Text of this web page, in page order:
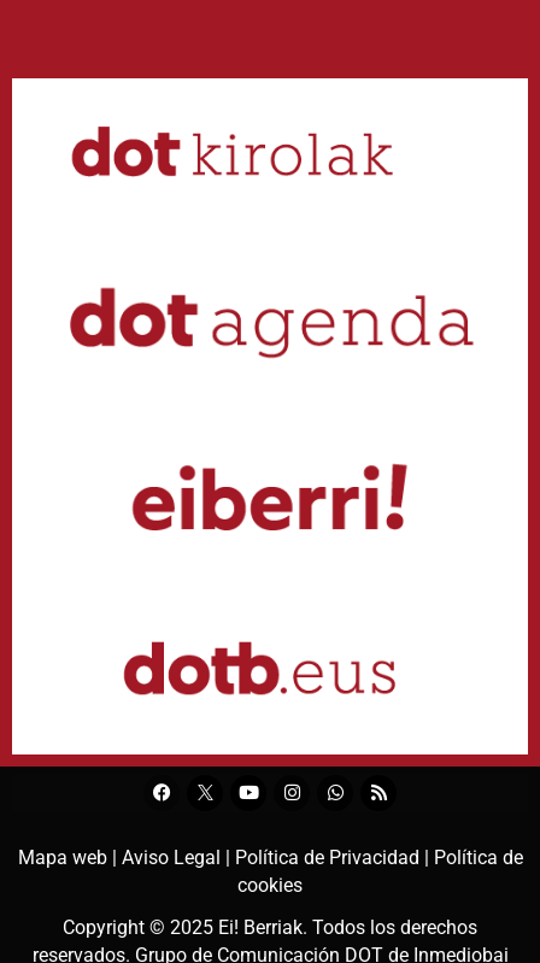
Mapa web | Aviso Legal | Política de Privacidad | Política de
cookies
Copyright © 2025 Ei! Berriak. Todos los derechos
reservados. Grupo de Comunicación DOT de Inmediobai